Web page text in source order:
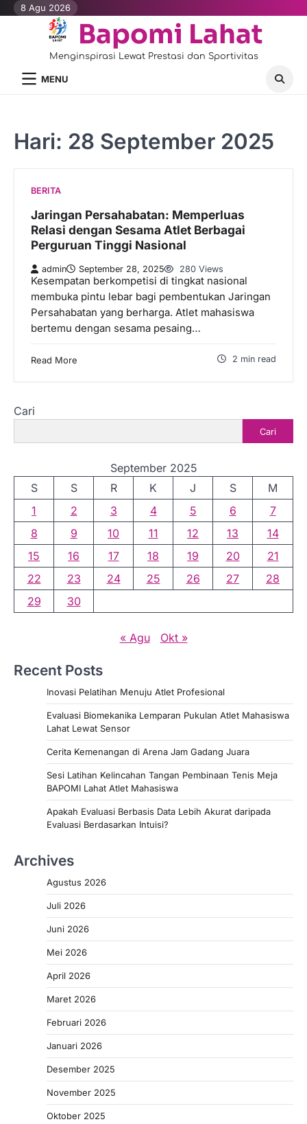
Skip8 Agu 2026
Bapomi Lahat
Menginspirasi Lewat Prestasi dan Sportivitas
MENU
Hari: 28 September 2025
BERITA
Jaringan Persahabatan: Memperluas
Relasi dengan Sesama Atlet Berbagai
Perguruan Tinggi Nasional
admin September 28, 2025 280 Views
Kesempatan berkompetisi di tingkat nasional
membuka pintu lebar bagi pembentukan Jaringan
Persahabatan yang berharga. Atlet mahasiswa
bertemu dengan sesama pesaing…
Read More 2 min read
Cari
Cari
September 2025
S
S R K J S
M
1
2 3 4 5 6
7
8
9 10 11 12 13
14
15
16 17 18 19 20
21
22
23 24 25 26 27
28
29
30
« Agu Okt »
Recent Posts
Inovasi Pelatihan Menuju Atlet Profesional
Evaluasi Biomekanika Lemparan Pukulan Atlet Mahasiswa
Lahat Lewat Sensor
Cerita Kemenangan di Arena Jam Gadang Juara
Sesi Latihan Kelincahan Tangan Pembinaan Tenis Meja
BAPOMI Lahat Atlet Mahasiswa
Apakah Evaluasi Berbasis Data Lebih Akurat daripada
Evaluasi Berdasarkan Intuisi?
Archives
Agustus 2026
Juli 2026
Juni 2026
Mei 2026
April 2026
Maret 2026
Februari 2026
Januari 2026
Desember 2025
November 2025
Oktober 2025